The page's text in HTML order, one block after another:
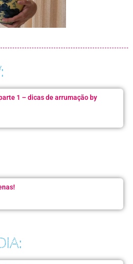
1 – dicas de arrumação by